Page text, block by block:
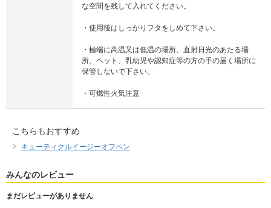
な空間を残して入れてください。
・使用後はしっかりフタをしめて下さい。
・極端に高温又は低温の場所、直射日光のあたる場
所、ペット、乳幼児や認知症等の方の手の届く場所に
保管しないで下さい。
・可燃性火気注意
こちらもおすすめ
キューティクルイージーオフペン
みんなのレビュー
まだレビューがありません